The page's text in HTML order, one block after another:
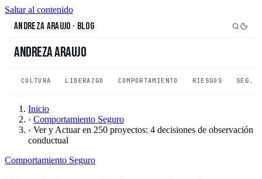
Saltar al contenido
Andreza Araujo · Blog
Andreza Araujo
CULTURA LIDERAZGO COMPORTAMIENTO RIESGOS SEG.
Inicio
› Comportamiento Seguro
› Ver y Actuar en 250 proyectos: 4 decisiones de observación
conductual
Comportamiento Seguro